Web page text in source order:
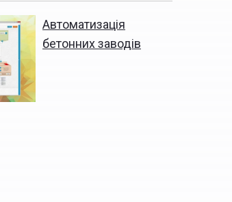
Автоматизація
бетонних заводів